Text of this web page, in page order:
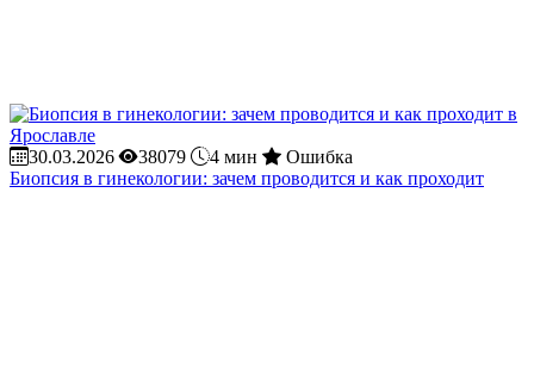
30.03.2026 38079 4 мин
Ошибка
Биопсия в гинекологии: зачем проводится и как проходит